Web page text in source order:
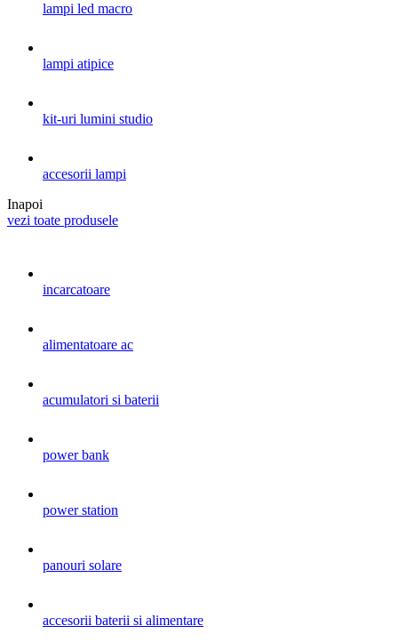
lampi led macro
lampi atipice
kit-uri lumini studio
accesorii lampi
Inapoi
vezi toate produsele
incarcatoare
alimentatoare ac
acumulatori si baterii
power bank
power station
panouri solare
accesorii baterii si alimentare